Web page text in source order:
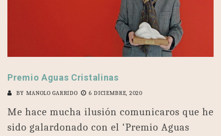
Premio Aguas Cristalinas
BY MANOLO GARRIDO 6 DICIEMBRE, 2020
Me hace mucha ilusión comunicaros que he
sido galardonado con el ‘Premio Aguas